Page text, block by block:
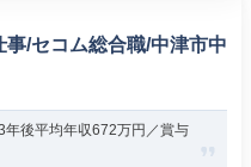
事/セコム総合職/中津市中
後平均年収672万円／賞与